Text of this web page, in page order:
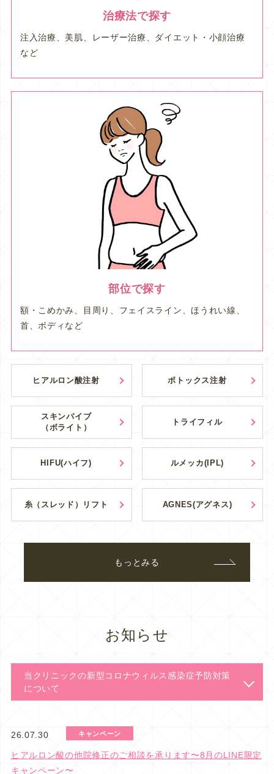
治療法で探す
注入治療、美肌、レーザー治療、ダイエット・小顔治療
など
部位で探す
額・こめかみ、目周り、フェイスライン、ほうれい線、
首、ボディなど
ヒアルロン酸注射 ボトックス注射
スキンバイブ
（ボライト）
トライフィル
HIFU(ハイフ) ルメッカ(IPL)
糸（スレッド）リフト AGNES(アグネス)
もっとみる
お知らせ
当クリニックの新型コロナウィルス感染症予防対策
について
26.07.30 キャンペーン
ヒアルロン酸の他院修正のご相談を承ります〜8月のLINE限定
キャンペーン〜